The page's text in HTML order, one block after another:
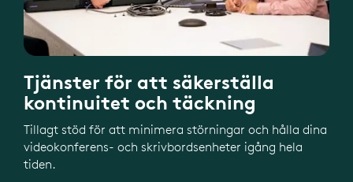
Tjänster för att säkerställa
kontinuitet och täckning
Tillagt stöd för att minimera störningar och hålla dina
videokonferens- och skrivbordsenheter igång hela
tiden.